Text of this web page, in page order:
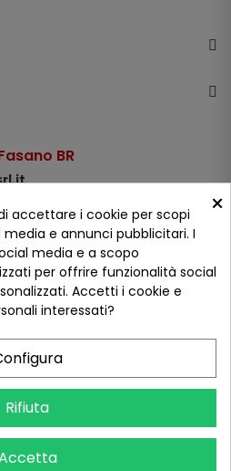
BR
100
×
accettare i cookie per scopi
e annunci pubblicitari. I
media e a scopo
per offrire funzionalità social
Accetti i cookie e
interessati?
Rifiuta